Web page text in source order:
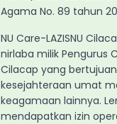
Agama No. 89 tahun
NU Care-LAZISNU
nirlaba milik Pengurus
Cilacap yang
kesejahteraan umat
keagamaan lainnya.
mendapatkan izin